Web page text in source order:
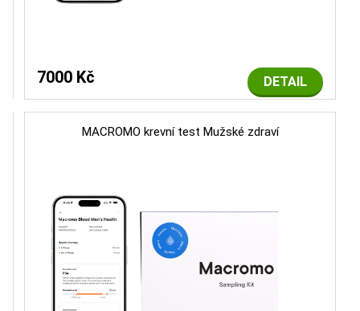
DETAIL
7000 Kč
MACROMO krevní test Mužské zdraví